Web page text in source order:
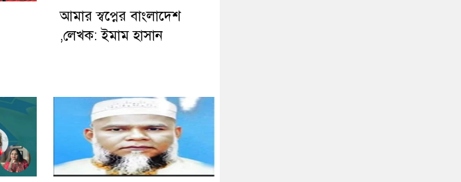
আমার স্বপ্নের বাংলাদেশ
,লেখক: ইমাম হাসান